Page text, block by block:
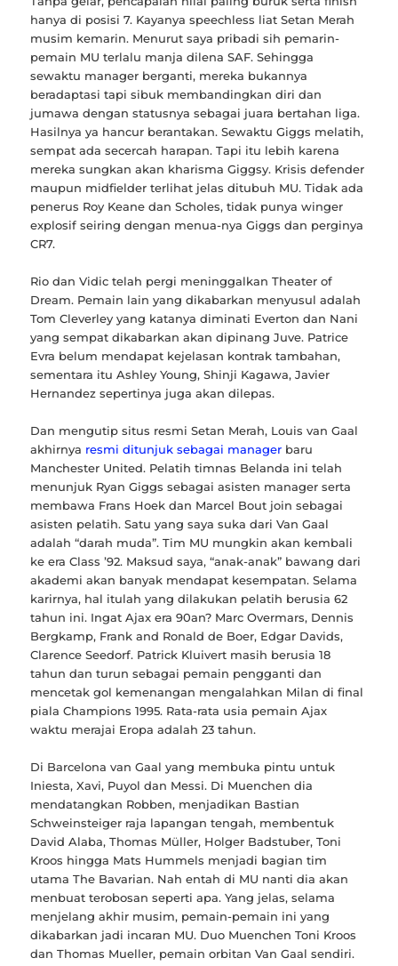
hanya di posisi 7. Kayanya speechless liat Setan Merah
musim kemarin. Menurut saya pribadi sih pemarin-
pemain MU terlalu manja dilena SAF. Sehingga
sewaktu manager berganti, mereka bukannya
beradaptasi tapi sibuk membandingkan diri dan
jumawa dengan statusnya sebagai juara bertahan liga.
Hasilnya ya hancur berantakan. Sewaktu Giggs melatih,
sempat ada secercah harapan. Tapi itu lebih karena
mereka sungkan akan kharisma Giggsy. Krisis defender
maupun midfielder terlihat jelas ditubuh MU. Tidak ada
penerus Roy Keane dan Scholes, tidak punya winger
explosif seiring dengan menua-nya Giggs dan perginya
CR7.
Rio dan Vidic telah pergi meninggalkan Theater of
Dream. Pemain lain yang dikabarkan menyusul adalah
Tom Cleverley yang katanya diminati Everton dan Nani
yang sempat dikabarkan akan dipinang Juve. Patrice
Evra belum mendapat kejelasan kontrak tambahan,
sementara itu Ashley Young, Shinji Kagawa, Javier
Hernandez sepertinya juga akan dilepas.
Dan mengutip situs resmi Setan Merah, Louis van Gaal
akhirnya resmi ditunjuk sebagai manager baru
Manchester United. Pelatih timnas Belanda ini telah
menunjuk Ryan Giggs sebagai asisten manager serta
membawa Frans Hoek dan Marcel Bout join sebagai
asisten pelatih. Satu yang saya suka dari Van Gaal
adalah “darah muda”. Tim MU mungkin akan kembali
ke era Class ’92. Maksud saya, “anak-anak” bawang dari
akademi akan banyak mendapat kesempatan. Selama
karirnya, hal itulah yang dilakukan pelatih berusia 62
tahun ini. Ingat Ajax era 90an? Marc Overmars, Dennis
Bergkamp, Frank and Ronald de Boer, Edgar Davids,
Clarence Seedorf. Patrick Kluivert masih berusia 18
tahun dan turun sebagai pemain pengganti dan
mencetak gol kemenangan mengalahkan Milan di final
piala Champions 1995. Rata-rata usia pemain Ajax
waktu merajai Eropa adalah 23 tahun.
Di Barcelona van Gaal yang membuka pintu untuk
Iniesta, Xavi, Puyol dan Messi. Di Muenchen dia
mendatangkan Robben, menjadikan Bastian
Schweinsteiger raja lapangan tengah, membentuk
David Alaba, Thomas Müller, Holger Badstuber, Toni
Kroos hingga Mats Hummels menjadi bagian tim
utama The Bavarian. Nah entah di MU nanti dia akan
menbuat terobosan seperti apa. Yang jelas, selama
menjelang akhir musim, pemain-pemain ini yang
dikabarkan jadi incaran MU. Duo Muenchen Toni Kroos
dan Thomas Mueller, pemain orbitan Van Gaal sendiri.